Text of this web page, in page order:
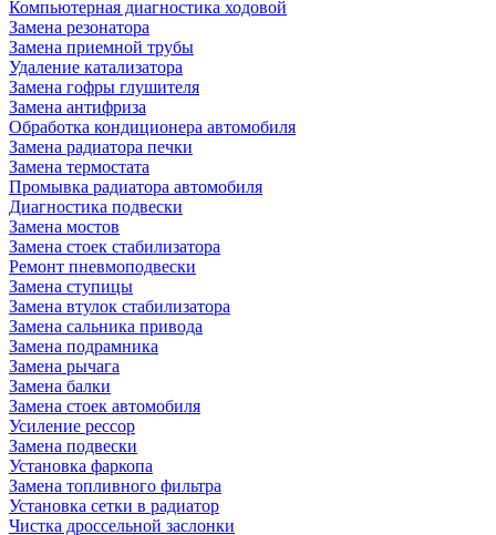
Компьютерная диагностика ходовой
Замена резонатора
Замена приемной трубы
Удаление катализатора
Замена гофры глушителя
Замена антифриза
Обработка кондиционера автомобиля
Замена радиатора печки
Замена термостата
Промывка радиатора автомобиля
Диагностика подвески
Замена мостов
Замена стоек стабилизатора
Ремонт пневмоподвески
Замена ступицы
Замена втулок стабилизатора
Замена сальника привода
Замена подрамника
Замена рычага
Замена балки
Замена стоек автомобиля
Усиление рессор
Замена подвески
Установка фаркопа
Замена топливного фильтра
Установка сетки в радиатор
Чистка дроссельной заслонки